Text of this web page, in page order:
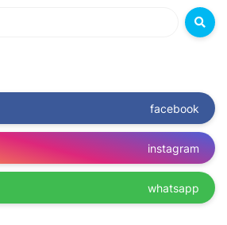
facebook
instagram
whatsapp